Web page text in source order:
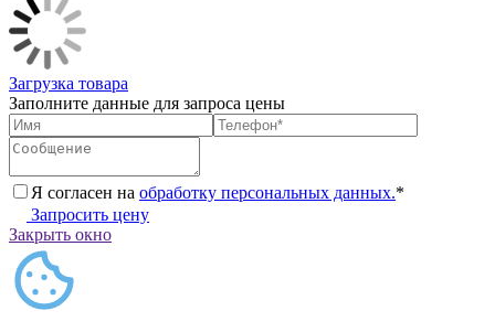
Загрузка товара
Заполните данные для запроса цены
Я согласен на обработку персональных данных.*
Запросить цену
Закрыть окно